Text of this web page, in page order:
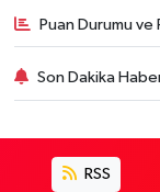
Puan Durumu ve
Son Dakika
RSS